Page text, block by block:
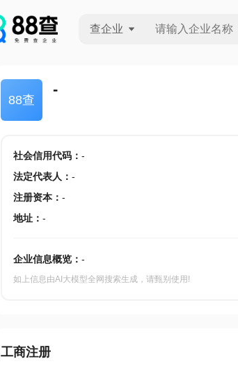
查企业
88查
-
社会信用代码： -
法定代表人 ： -
注册资本： -
地址： -
企业信息概览： -
如上信息由AI大模型全网搜索生成，请甄别使用!
工商注册